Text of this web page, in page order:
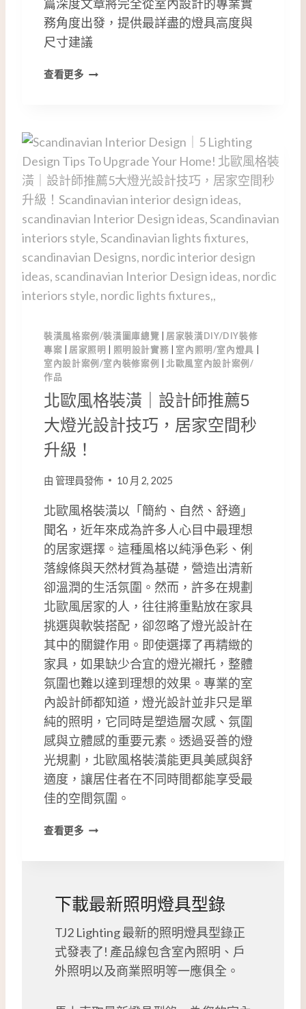
篇深度文章將完全從室內設計的專業實
務角度出發，提供最詳盡的燈具高度與
尺寸建議
查看更多燈
尺
寸
如
何
？
設
計
師
的
燈
光
格
一
次
看
裝潢風格案例/裝潢圖庫總覽
居家裝潢DIY/DIY裝修
專案
居家照明 照明設計實務 室內照明/室內燈具
室內設計案例/室內裝修案例
北歐風室內設計案例/
作品
北歐風格裝潢｜設計師推薦5
大燈光設計技巧，居家空間秒
升級！
由 管理員發佈 10 月 2, 2025
北歐風格裝潢以「簡約、自然、舒適」
聞名，近年來成為許多人心目中最理想
的居家選擇。這種風格以純淨色彩、俐
落線條與天然材質為基礎，營造出清新
卻溫潤的生活氛圍。然而，許多在規劃
北歐風居家的人，往往將重點放在家具
挑選與軟裝搭配，卻忽略了燈光設計在
其中的關鍵作用。即使選擇了再精緻的
家具，如果缺少合宜的燈光襯托，整體
氛圍也難以達到理想的效果。專業的室
內設計師都知道，燈光設計並非只是單
純的照明，它同時是塑造層次感、氛圍
感與立體感的重要元素。透過妥善的燈
光規劃，北歐風格裝潢能更具美感與舒
適度，讓居住者在不同時間都能享受最
佳的空間氛圍。
查看更多北
潢
設
計
師
下載最新照明燈具型錄
TJ2 Lighting 最新的照明燈具型錄正
式發表了! 產品線包含室內照明、戶
外照明以及商業照明等一應俱全。